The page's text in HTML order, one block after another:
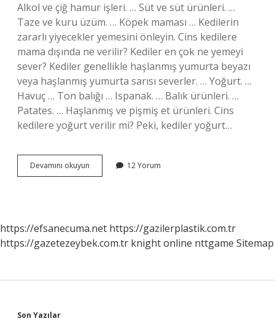
Alkol ve çiğ hamur işleri. … Süt ve süt ürünleri. …
Taze ve kuru üzüm. … Köpek maması … Kedilerin
zararlı yiyecekler yemesini önleyin. Cins kedilere
mama dışında ne verilir? Kediler en çok ne yemeyi
sever? Kediler genellikle haşlanmış yumurta beyazı
veya haşlanmış yumurta sarısı severler. … Yoğurt. …
Havuç … Ton balığı … Ispanak. … Balık ürünleri. …
Patates. … Haşlanmış ve pişmiş et ürünleri. Cins
kedilere yoğurt verilir mi? Peki, kediler yoğurt…
Devamını okuyun
Kedilere
12 Yorum
https://efsanecuma.net https://gazilerplastik.com.tr
https://gazetezeybek.com.tr knight online nttgame Sitemap
Sidebar
Son Yazılar